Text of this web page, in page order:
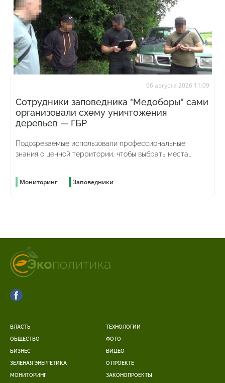
06 августа 2026 11:09
Сотрудники заповедника "Медоборы" сами
организовали схему уничтожения
деревьев — ГБР
Подозреваемые использовали профессиональные
знания о ценной территории, чтобы выбрать места
Мониторинг Заповедники
ВЛАСТЬ
ОБЩЕСТВО
БИЗНЕС
ЗЕЛЕНАЯ ЭНЕРГЕТИКА
МОНИТОРИНГ
ТЕХНОЛОГИИ
ФОТО
ВИДЕО
О ПРОЕКТЕ
ЗАКОНОПРОЕКТЫ